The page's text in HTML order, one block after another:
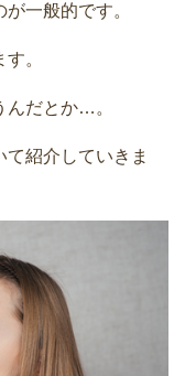
一般的です。
。
んだとか…。
紹介していきま